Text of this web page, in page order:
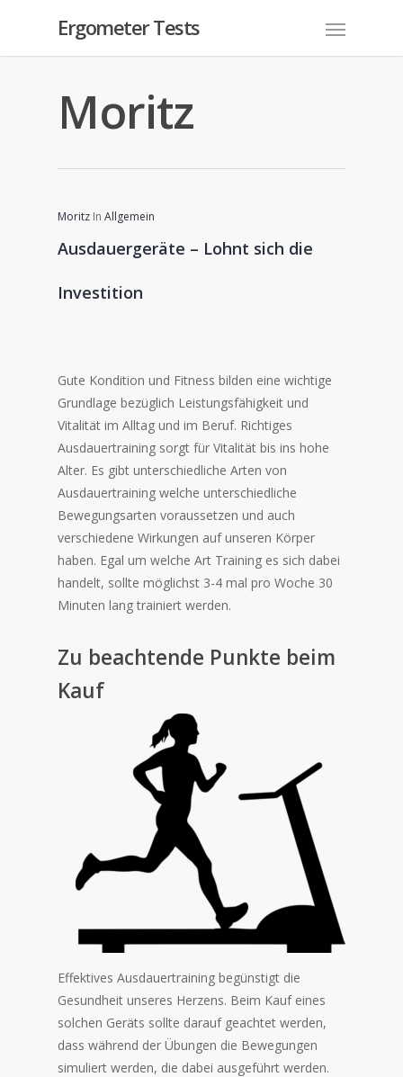
Ergometer Tests
Moritz
Moritz In Allgemein
Ausdauergeräte – Lohnt sich die
Investition
Gute Kondition und Fitness bilden eine wichtige
Grundlage bezüglich Leistungsfähigkeit und
Vitalität im Alltag und im Beruf. Richtiges
Ausdauertraining sorgt für Vitalität bis ins hohe
Alter. Es gibt unterschiedliche Arten von
Ausdauertraining welche unterschiedliche
Bewegungsarten voraussetzen und auch
verschiedene Wirkungen auf unseren Körper
haben. Egal um welche Art Training es sich dabei
handelt, sollte möglichst 3-4 mal pro Woche 30
Minuten lang trainiert werden.
Zu beachtende Punkte beim
Kauf
Effektives Ausdauertraining begünstigt die
Gesundheit unseres Herzens. Beim Kauf eines
solchen Geräts sollte darauf geachtet werden,
dass während der Übungen die Bewegungen
simuliert werden, die dabei ausgeführt werden.